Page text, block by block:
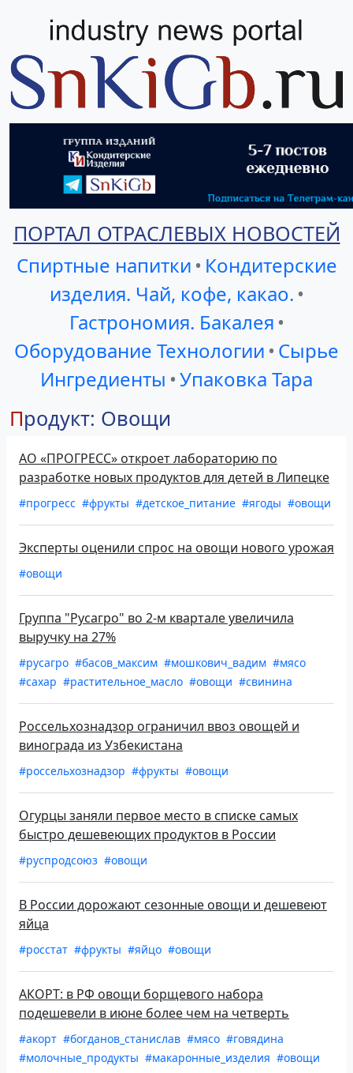
ПОРТАЛ ОТРАСЛЕВЫХ НОВОСТЕЙ
Спиртные напитки • Кондитерские
изделия. Чай, кофе, какао. •
Гастрономия. Бакалея •
Оборудование Технологии • Сырье
Ингредиенты •Упаковка Тара
Продукт: Овощи
АО «ПРОГРЕСС» откроет лабораторию по
разработке новых продуктов для детей в Липецке
#прогресс #фрукты #детское_питание #ягоды #овощи
Эксперты оценили спрос на овощи нового урожая
#овощи
Группа "Русагро" во 2-м квартале увеличила
выручку на 27%
#русагро #басов_максим #мошкович_вадим #мясо
#сахар #растительное_масло #овощи #свинина
Россельхознадзор ограничил ввоз овощей и
винограда из Узбекистана
#россельхознадзор #фрукты #овощи
Огурцы заняли первое место в списке самых
быстро дешевеющих продуктов в России
#руспродсоюз #овощи
В России дорожают сезонные овощи и дешевеют
яйца
#росстат #фрукты #яйцо #овощи
АКОРТ: в РФ овощи борщевого набора
подешевели в июне более чем на четверть
#акорт #богданов_станислав #мясо #говядина
#молочные_продукты #макаронные_изделия #овощи